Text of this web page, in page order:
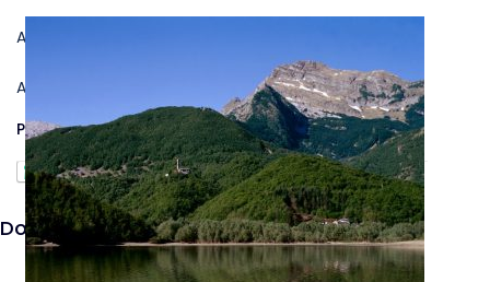
Are you a journalist?
Are you a Tour Operator?
Privacy Policy
Download